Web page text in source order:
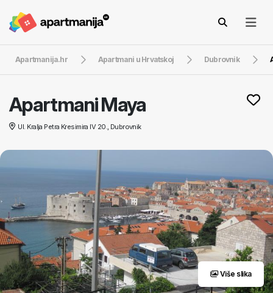
Apartmanija.hr Apartmani u Hrvatskoj Dubrovnik
Apartmani Maya
Ul. Kralja Petra Kresimira IV 20., Dubrovnik
Više slika